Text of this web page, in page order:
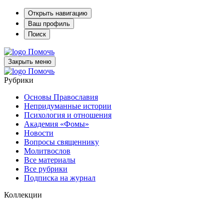
Открыть навигацию
Ваш профиль
Поиск
Помочь
Закрыть меню
Помочь
Рубрики
Основы Православия
Непридуманные истории
Психология и отношения
Академия «Фомы»
Новости
Вопросы священнику
Молитвослов
Все материалы
Все рубрики
Подписка на журнал
Коллекции